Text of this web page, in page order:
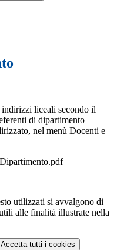
liceali secondo il
di dipartimento
nel menù Docenti e
utilizzati si avvalgono di
alle finalità illustrate nella
Accetta tutti i cookies